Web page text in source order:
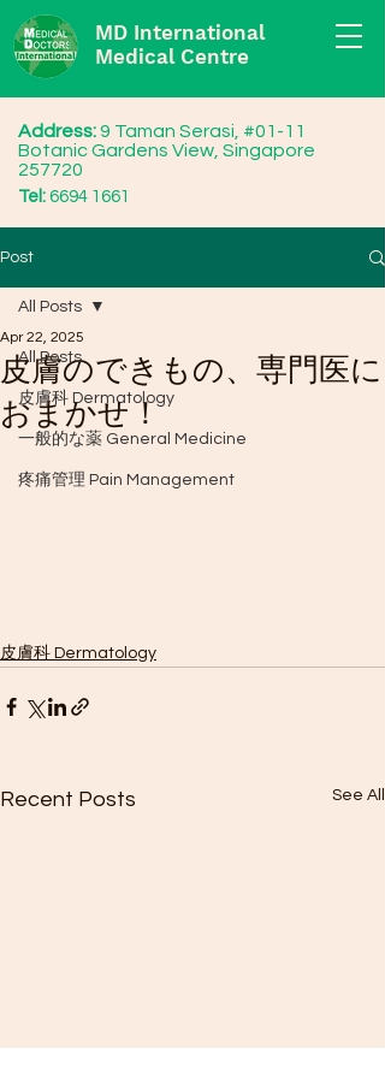
MD International
Medical Centre
Address:9 Taman Serasi, #01-11
Botanic Gardens View, Singapore
257720
Tel: 6694 1661
Post
All Posts
皮膚科 Dermatology
一般的な薬 General Medicine
疼痛管理 Pain Management
All Posts
皮膚のできもの、専門医に
おまかせ！
Apr 22, 2025
皮膚科 Dermatology
Recent Posts See All